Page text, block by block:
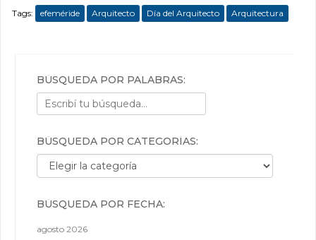
Tags: efeméride Arquitecto Día del Arquitecto Arquitectura
BÚSQUEDA POR PALABRAS:
BÚSQUEDA POR CATEGORÍAS:
Búsqueda por categorías:
BÚSQUEDA POR FECHA:
agosto 2026